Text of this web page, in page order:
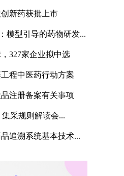
新药获批上市
模型引导的药物研发...
327家企业拟中选
程中医药行动方案
注册备案有关事项
采规则解读会...
追溯系统基本技术...